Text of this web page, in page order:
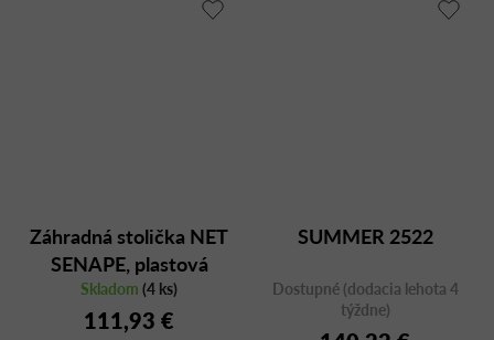
Záhradná stolička NET
SENAPE, plastová
Skladom (4 ks)
111,93 €
SUMMER 2522
Dostupné (dodacia lehota 4
týždne)